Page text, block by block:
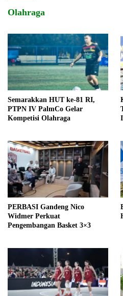
Olahraga
Semarakkan HUT ke-81 RI,
PTPN IV PalmCo Gelar
Kompetisi Olahraga
PERBASI Gandeng Nico
Widmer Perkuat
Pengembangan Basket 3×3